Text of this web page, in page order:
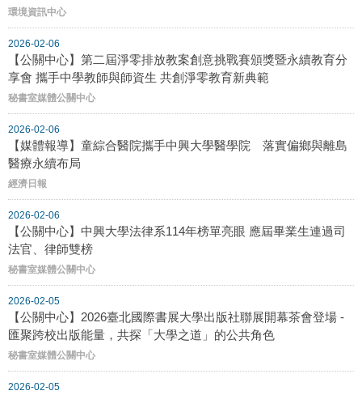
環境資訊中心
2026-02-06
【公關中心】第二屆淨零排放教案創意挑戰賽頒獎暨永續教育分
享會 攜手中學教師與師資生 共創淨零教育新典範
秘書室媒體公關中心
2026-02-06
【媒體報導】童綜合醫院攜手中興大學醫學院 落實偏鄉與離島
醫療永續布局
經濟日報
2026-02-06
【公關中心】中興大學法律系114年榜單亮眼 應屆畢業生連過司
法官、律師雙榜
秘書室媒體公關中心
2026-02-05
【公關中心】2026臺北國際書展大學出版社聯展開幕茶會登場 -
匯聚跨校出版能量，共探「大學之道」的公共角色
秘書室媒體公關中心
2026-02-05